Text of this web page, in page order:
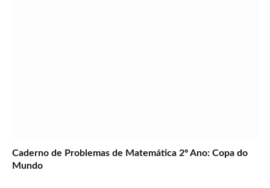
Caderno de Problemas de Matemática 2º Ano: Copa do
Mundo